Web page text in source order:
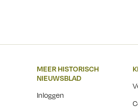
MEER HISTORISCH
NIEUWSBLAD
Inloggen